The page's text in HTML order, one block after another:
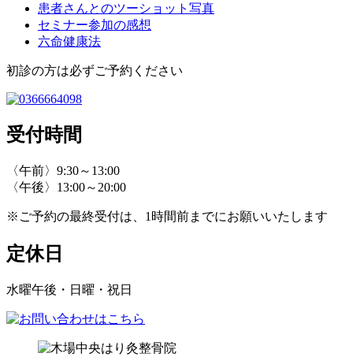
患者さんとのツーショット写真
セミナー参加の感想
六命健康法
初診の方は必ずご予約ください
受付時間
〈午前〉9:30～13:00
〈午後〉13:00～20:00
※ご予約の最終受付は、1時間前までにお願いいたします
定休日
水曜午後・日曜・祝日